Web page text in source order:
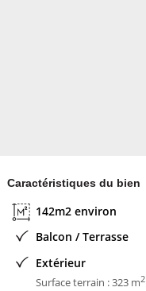
Caractéristiques du bien
142m2 environ
Balcon / Terrasse
Extérieur
Surface terrain : 323 m2